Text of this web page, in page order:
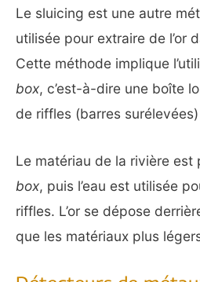
Le sluicing est une autre
utilisée pour extraire de l’or
Cette méthode implique
box, c’est-à-dire une boîte
de riffles (barres
Le matériau de la rivière est
box, puis l’eau est utilisée
riffles. L’or se dépose
que les matériaux plus